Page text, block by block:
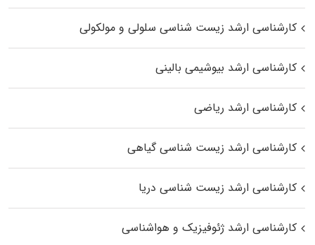
کارشناسی ارشد زیست شناسی سلولی و مولکولی
کارشناسی ارشد بیوشیمی بالینی
کارشناسی ارشد ریاضی
کارشناسی ارشد زیست‌ شناسی گیاهی
کارشناسی ارشد زیست‌ شناسی دریا
کارشناسی ارشد ژئوفیزیک و هواشناسی